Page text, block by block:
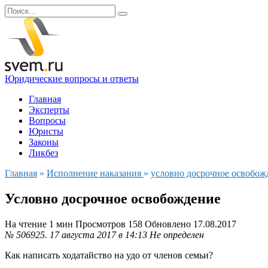
Перейти
к
содержанию
Search
for:
Юридические вопросы и ответы
Главная
Эксперты
Вопросы
Юристы
Законы
Ликбез
Главная » Исполнение наказания » условно досрочное
Условно досрочное освобождение
На чтение 1 мин Просмотров 158 Обновлено 17.08.2017
№ 506925. 17 августа 2017 в 14:13 Не определен
Как написать ходатайство на удо от членов семьи?